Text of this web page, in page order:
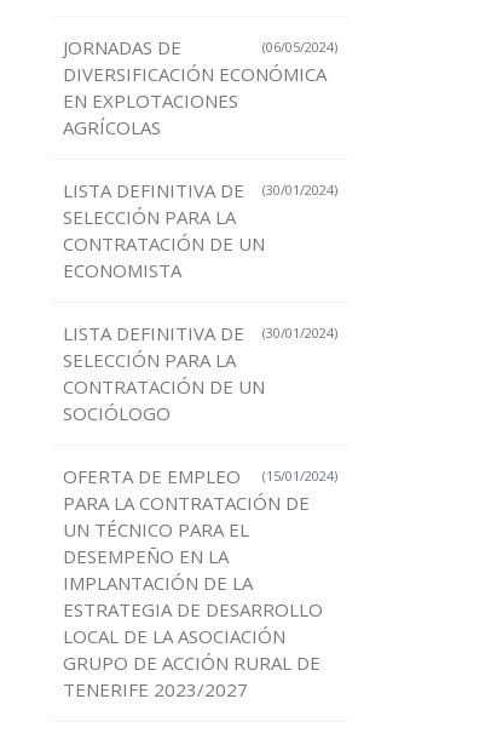
(06/05/2024)
JORNADAS DE
DIVERSIFICACIÓN ECONÓMICA
EN EXPLOTACIONES
AGRÍCOLAS
(30/01/2024)
LISTA DEFINITIVA DE
SELECCIÓN PARA LA
CONTRATACIÓN DE UN
ECONOMISTA
(30/01/2024)
LISTA DEFINITIVA DE
SELECCIÓN PARA LA
CONTRATACIÓN DE UN
SOCIÓLOGO
(15/01/2024)
OFERTA DE EMPLEO
PARA LA CONTRATACIÓN DE
UN TÉCNICO PARA EL
DESEMPEÑO EN LA
IMPLANTACIÓN DE LA
ESTRATEGIA DE DESARROLLO
LOCAL DE LA ASOCIACIÓN
GRUPO DE ACCIÓN RURAL DE
TENERIFE 2023/2027